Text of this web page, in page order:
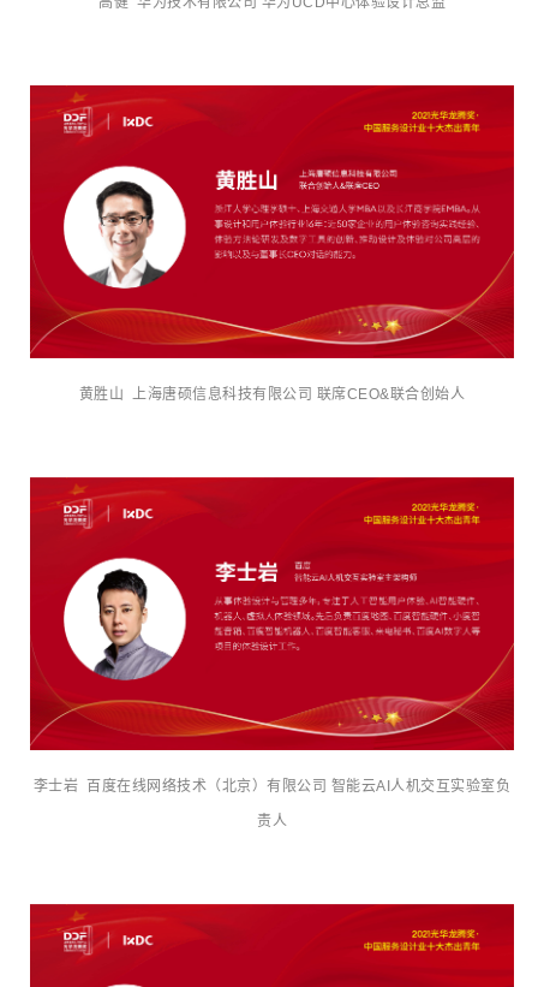
黄胜山 上海唐硕信息科技有限公司 联席CEO&联合创始人
李士岩 百度在线网络技术（北京）有限公司 智能云AI人机交互实验室负
责人